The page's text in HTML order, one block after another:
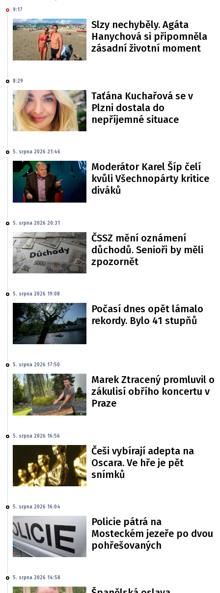
9:17
Slzy nechyběly. Agáta
Hanychová si připomněla
zásadní životní moment
8:29
Taťána Kuchařová se v
Plzni dostala do
nepříjemné situace
5. srpna 2026 21:46
Moderátor Karel Šíp čelí
kvůli Všechnopárty kritice
diváků
5. srpna 2026 20:31
ČSSZ mění oznámení
důchodů. Senioři by měli
zpozornět
5. srpna 2026 19:08
Počasí dnes opět lámalo
rekordy. Bylo 41 stupňů
5. srpna 2026 17:50
Marek Ztracený promluvil o
zákulisí obřího koncertu v
Praze
5. srpna 2026 16:56
Češi vybírají adepta na
Oscara. Ve hře je pět
snímků
5. srpna 2026 16:04
Policie pátrá na
Mosteckém jezeře po dvou
pohřešovaných
5. srpna 2026 14:58